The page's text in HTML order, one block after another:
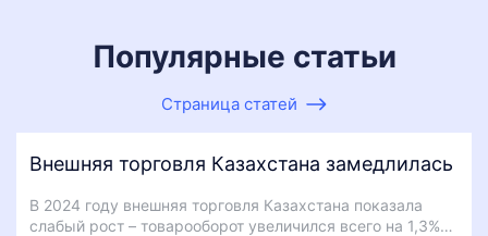
Популярные статьи
Страница статей
Внешняя торговля Казахстана замедлилась
В 2024 году внешняя торговля Казахстана показала
слабый рост – товарооборот увеличился всего на 1,3%…